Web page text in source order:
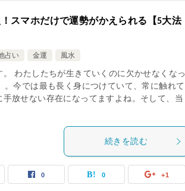
！スマホだけで運勢がかえられる【5大法
占い 金運 風水
わたしたちが生きていくのに欠かせなくなっ
今では最も長く身につけていて、常に触れて
放せない存在になってますよね。そして、当
続きを読む
0 0 +1